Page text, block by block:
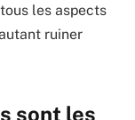
les aspects
ruiner
sont les